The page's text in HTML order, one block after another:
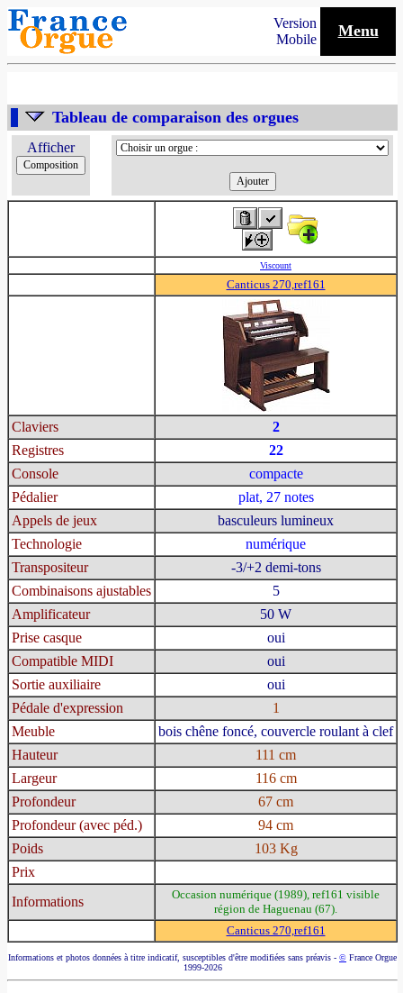
Version
Mobile
Menu
Tableau de comparaison des orgues
Afficher
Viscount
Canticus 270,ref161
Claviers
2
Registres
22
Console
compacte
Pédalier
plat, 27 notes
Appels de jeux
basculeurs lumineux
Technologie
numérique
Transpositeur
-3/+2 demi-tons
Combinaisons ajustables
5
Amplificateur
50 W
Prise casque
oui
Compatible MIDI
oui
Sortie auxiliaire
oui
Pédale d'expression
1
Meuble
bois chêne foncé, couvercle roulant à clef
Hauteur
111 cm
Largeur
116 cm
Profondeur
67 cm
Profondeur (avec péd.)
94 cm
Poids
103 Kg
Prix
Informations
Occasion numérique (1989), ref161 visible
région de Haguenau (67).
Canticus 270,ref161
Informations et photos données à titre indicatif, susceptibles d'être modifiées sans préavis - © France Orgue
1999-2026